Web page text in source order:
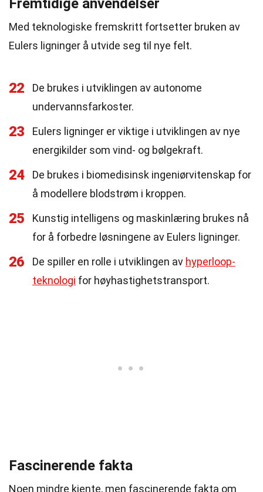
Fremtidige anvendelser
Med teknologiske fremskritt fortsetter bruken av
Eulers ligninger å utvide seg til nye felt.
22
De brukes i utviklingen av autonome
undervannsfarkoster.
23
Eulers ligninger er viktige i utviklingen av nye
energikilder som vind- og bølgekraft.
24
De brukes i biomedisinsk ingeniørvitenskap for
å modellere blodstrøm i kroppen.
25
Kunstig intelligens og maskinlæring brukes nå
for å forbedre løsningene av Eulers ligninger.
26 De spiller en rolle i utviklingen av hyperloop-
teknologi for høyhastighetstransport.
Fascinerende fakta
Noen mindre kjente, men fascinerende fakta om